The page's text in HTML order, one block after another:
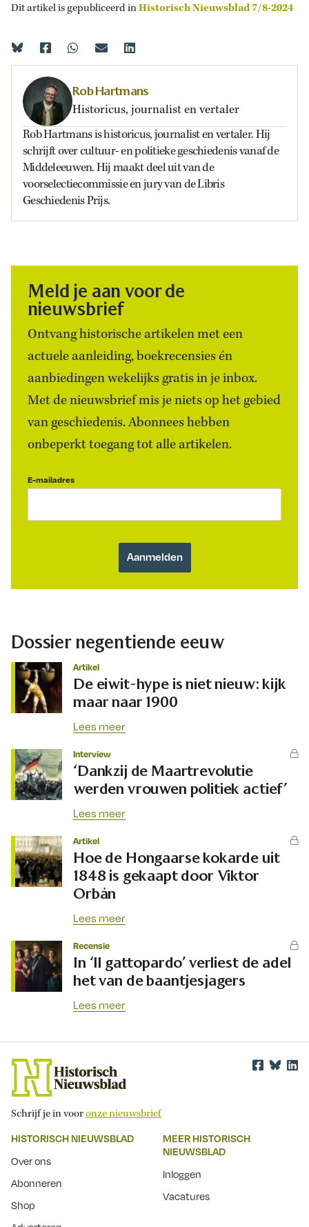
Dit artikel is gepubliceerd inHistorisch Nieuwsblad 7/8-2024
Rob Hartmans
Historicus, journalist en vertaler
Rob Hartmans is historicus, journalist en vertaler. Hij
schrijft over cultuur- en politieke geschiedenis vanaf de
Middeleeuwen. Hij maakt deel uit van de
voorselectiecommissie en jury van de Libris
Geschiedenis Prijs.
Meld je aan voor de
nieuwsbrief
Ontvang historische artikelen met een
actuele aanleiding, boekrecensies én
aanbiedingen wekelijks gratis in je inbox.
Met de nieuwsbrief mis je niets op het gebied
van geschiedenis. Abonnees hebben
onbeperkt toegang tot alle artikelen.
E-mailadres
Dossier negentiende eeuw
Artikel
De eiwit-hype is niet nieuw: kijk
maar naar 1900
Lees meer
Interview
‘Dankzij de Maartrevolutie
werden vrouwen politiek actief’
Lees meer
Artikel
Hoe de Hongaarse kokarde uit
1848 is gekaapt door Viktor
Orbán
Lees meer
Recensie
In ‘Il gattopardo’ verliest de adel
het van de baantjesjagers
Lees meer
Schrijf je in vooronze nieuwsbrief
HISTORISCH NIEUWSBLAD
Over ons
Abonneren
Shop
MEER HISTORISCH
NIEUWSBLAD
Inloggen
Vacatures